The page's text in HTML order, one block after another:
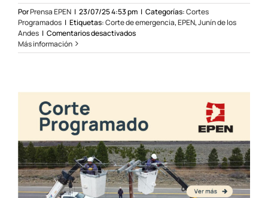
PorPrensa EPEN | 23/07/25 4:53 pm | Categorías:Cortes
Programados | Etiquetas:Corte de emergencia,EPEN,Junín de los
Andes | Comentarios desactivadosen
de
de
los
Andes
el
24/07/2025
Más información